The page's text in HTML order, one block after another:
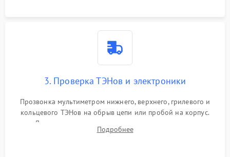
3. Проверка ТЭНов и электроники
Прозвонка мультиметром нижнего, верхнего, грилевого и
кольцевого ТЭНов на обрыв цепи или пробой на корпус.
Диагностика термостата, датчиков температуры,
переключателя режимов и мотора конвекции.
Подробнее